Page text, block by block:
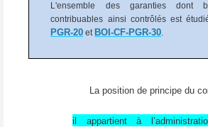
L'ensemble des garanties dont
contribuables ainsi contrôlés est
PGR-20 et BOI-CF-PGR-30.
La position de principe du
il appartient à